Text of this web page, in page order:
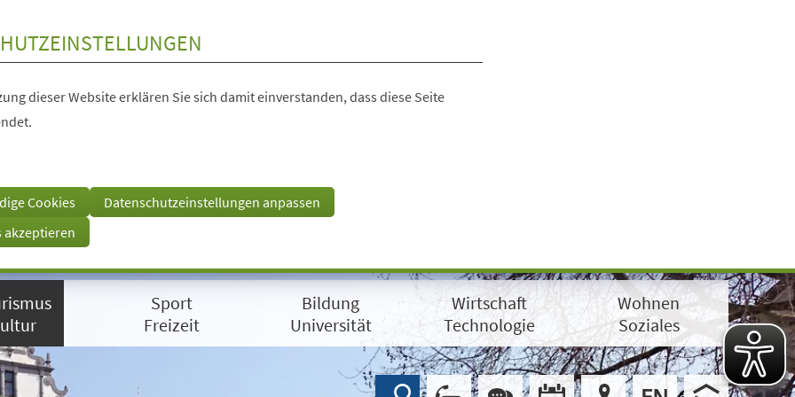
dieser Website erklären Sie sich damit einverstanden, dass diese Seite
Cookies
Datenschutzeinstellungen anpassen
akzeptieren
Sport
Freizeit
Bildung
Universität
Wirtschaft
Technologie
Wohnen
Soziales